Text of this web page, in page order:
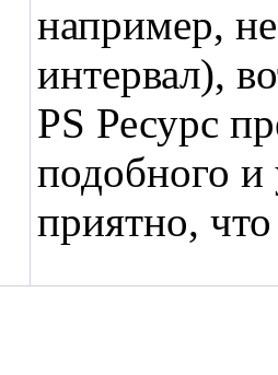
например,
интервал),
PS Ресурс
подобного
приятно,